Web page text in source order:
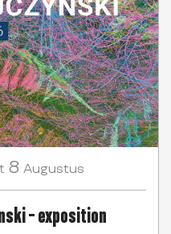
8 Augustus
- exposition